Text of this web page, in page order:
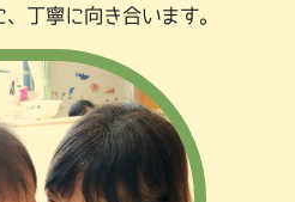
丁寧に向き合います。